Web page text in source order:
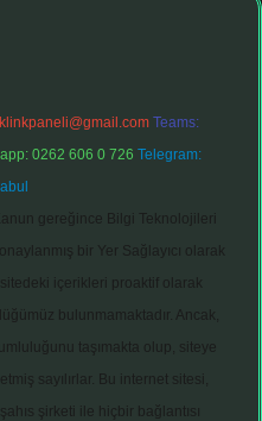
Teams:
0262 606 0 726 Telegram:
gereğince Bilgi Teknolojileri
bir Yer Sağlayıcı olarak
içerikleri proaktif olarak
bulunmamaktadır. Ancak,
taşımakta olup, siteye
sayılırlar. Bu internet sitesi,
şirketi ile hiçbir bağlantısı